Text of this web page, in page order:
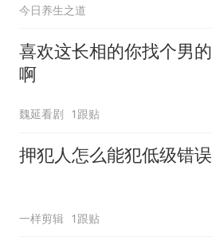
今日养生之道
喜欢这长相的你找个男的
啊
魏延看剧 1跟贴
押犯人怎么能犯低级错误
一样剪辑 1跟贴